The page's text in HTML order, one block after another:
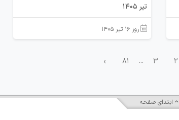
تیر 1405
روز ۱۶ تیر ۱۴۰۵
۲ ۳ ... ۸۱ ›
ابتدای صفحه